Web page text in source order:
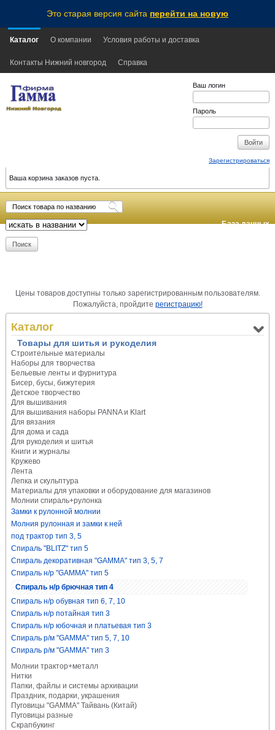
Это старая версия сайта перейти на новую
Каталог О компании Условия работы и доставка
Контакты Нижний новгород Справка
Ваш логин
Пароль
Зарегистрироваться
Ваша корзина заказов пуста.
База данных
Цены товаров доступны только зарегистрированным пользователям.
Пожалуйста, пройдите регистрацию!
Каталог
Товары для шитья и рукоделия
Строительные материалы
Наборы для творчества
Бельевые ленты и фурнитура
Бисер, бусы, бижутерия
Детское творчество
Для вышивания
Для вышивания наборы PANNA и Klart
Для вязания
Для дома и сада
Для рукоделия и шитья
Книги и журналы
Кружево
Лента
Лепка и скульптура
Материалы для упаковки и оборудование для магазинов
Молнии спираль+рулонка
Замки к рулонной молнии
Молния рулонная и замки к ней
под трактор тип 3, 5
Спираль "BLITZ" тип 5
Спираль декоративная "GAMMA" тип 3, 5, 7
Спираль н/р "GAMMA" тип 5
Спираль н/р брючная тип 4
Спираль н/р обувная тип 6, 7, 10
Спираль н/р потайная тип 3
Спираль н/р юбочная и платьевая тип 3
Спираль р/м "GAMMA" тип 5, 7, 10
Спираль р/м "GAMMA" тип 3
Молнии трактор+металл
Нитки
Папки, файлы и системы архивации
Праздник, подарки, украшения
Пуговицы "GAMMA" Тайвань (Китай)
Пуговицы разные
Скрапбукинг